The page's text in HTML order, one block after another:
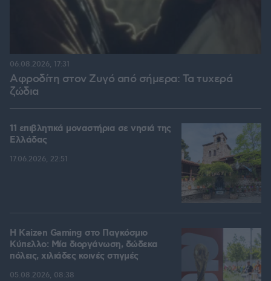
Αφροδίτη στον Ζυγό από σήμερα: Τα τυχερά
ζώδια
06.08.2026, 17:31
11 επιβλητικά μοναστήρια σε νησιά της
Ελλάδας
17.06.2026, 22:51
H Kaizen Gaming στο Παγκόσμιο
Kύπελλο: Μία διοργάνωση, δώδεκα
πόλεις, χιλιάδες κοινές στιγμές
05.08.2026, 08:38